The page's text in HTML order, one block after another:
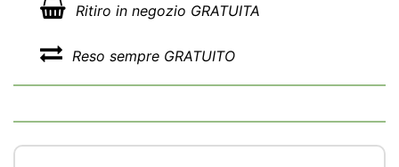
Ritiro in negozio GRATUITA
Reso sempre GRATUITO